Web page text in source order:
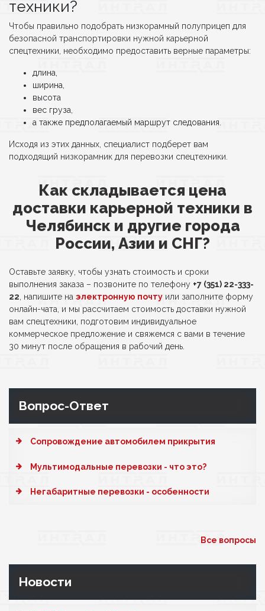
техники?
Чтобы правильно подобрать низкорамный полуприцеп для
безопасной транспортировки нужной карьерной
спецтехники, необходимо предоставить верные параметры:
длина,
ширина,
высота
вес груза,
а также предполагаемый маршрут следования.
Исходя из этих данных, специалист подберет вам
подходящий низкорамник для перевозки спецтехники.
Как складывается цена
доставки карьерной техники в
Челябинск и другие города
России, Азии и СНГ?
Оставьте заявку, чтобы узнать стоимость и сроки
выполнения заказа – позвоните по телефону +7 (351) 22-333-
22, напишите на электронную почту или заполните форму
онлайн-чата, и мы рассчитаем стоимость доставки нужной
вам спецтехники, подготовим индивидуальное
коммерческое предложение и свяжемся с вами в течение
30 минут после обращения в рабочий день.
Вопрос-Ответ
Cопровождение автомобилем прикрытия
Мультимодальные перевозки - что это?
Негабаритные перевозки - особенности
Все вопросы
Новости